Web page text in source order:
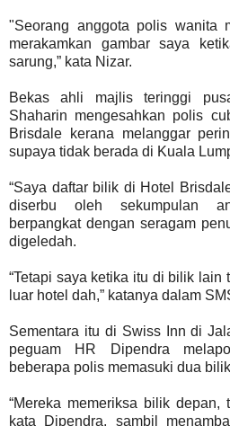
"Seorang anggota polis wanita
merakamkan gambar saya
sarung,” kata Nizar.
Bekas ahli majlis teringgi
Shaharin mengesahkan polis
Brisdale kerana melanggar
supaya tidak berada di Kuala
“Saya daftar bilik di Hotel
diserbu oleh sekumpulan
berpangkat dengan seragam
digeledah.
“Tetapi saya ketika itu di bilik lain
luar hotel dah,” katanya dalam
Sementara itu di Swiss Inn di
peguam HR Dipendra
beberapa polis memasuki dua
“Mereka memeriksa bilik
kata Dipendra, sambil